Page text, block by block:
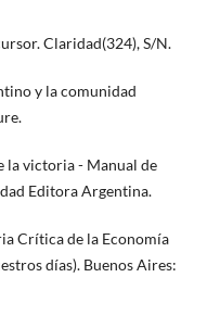
Claridad(324), S/N.
y la comunidad
la victoria - Manual de
Editora Argentina.
Crítica de la Economía
días). Buenos Aires: